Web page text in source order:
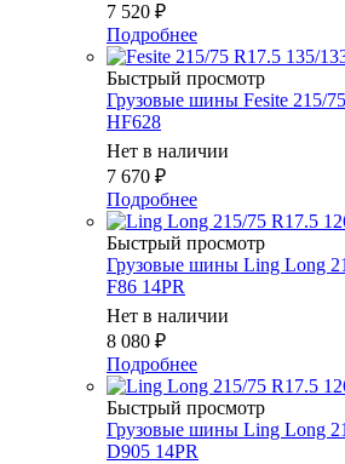
7 520 ₽
Подробнее
Быстрый просмотр
Грузовые шины Fesite 215/
HF628
Нет в наличии
7 670 ₽
Подробнее
Быстрый просмотр
Грузовые шины Ling Long
F86 14PR
Нет в наличии
8 080 ₽
Подробнее
Быстрый просмотр
Грузовые шины Ling Long
D905 14PR